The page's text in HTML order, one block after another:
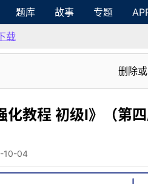
题库 故事 专题
载
删除
化教程 初级I》（第
10-04